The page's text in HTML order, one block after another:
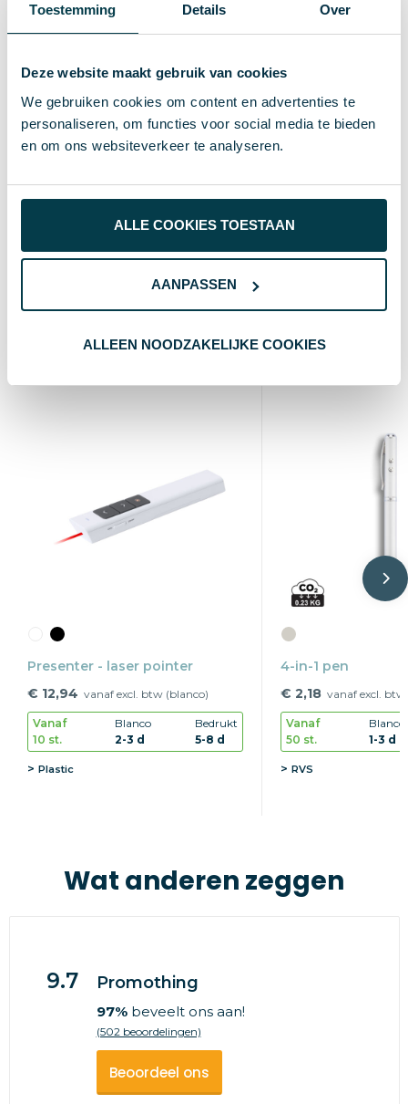
Toestemming Details Over
Deze website maakt gebruik van cookies
We gebruiken cookies om content en advertenties te
personaliseren, om functies voor social media te bieden
en om ons websiteverkeer te analyseren.
ALLE COOKIES TOESTAAN
AANPASSEN
ALLEEN NOODZAKELIJKE COOKIES
EAN-code 8719446043916
Kleur zwart
Hoogte 1.5 cm
Wat anderen bekijken
Presenter - laser pointer
€ 12,94 vanaf excl. btw (blanco)
Vanaf
10 st.
Blanco
2-3 d
Bedrukt
5-8 d
Plastic
4-in-1 pen
€ 2,18 vanaf excl.
Vanaf
50 st.
Blanco
1-3 d
RVS
Wat anderen zeggen
9.7 Promothing
97%beveelt ons aan!
(502 beoordelingen)
Beoordeel ons